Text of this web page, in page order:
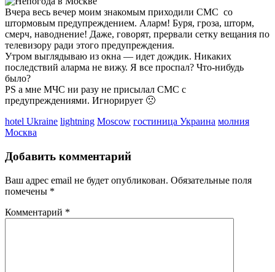
Вчера весь вечер моим знакомым приходили СМС со
штормовым предупреждением. Аларм! Буря, гроза, шторм,
смерч, наводнение! Даже, говорят, прервали сетку вещания по
телевизору ради этого предупреждения.
Утром выглядываю из окна — идет дождик. Никаких
последствий аларма не вижу. Я все проспал? Что-нибудь
было?
PS а мне МЧС ни разу не присылал СМС с
предупреждениями. Игнорирует 🙁
hotel Ukraine lightning Moscow гостиница Украина молния
Москва
Добавить комментарий
Ваш адрес email не будет опубликован. Обязательные поля
помечены *
Комментарий *